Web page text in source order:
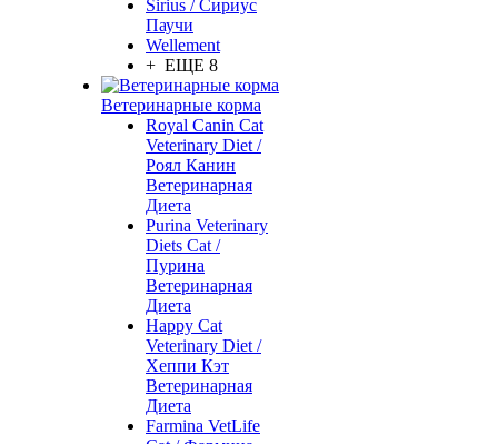
Sirius / Сириус
Паучи
Wellement
+ ЕЩЕ 8
Ветеринарные корма
Royal Canin Cat
Veterinary Diet /
Роял Канин
Ветеринарная
Диета
Purina Veterinary
Diets Cat /
Пурина
Ветеринарная
Диета
Happy Cat
Veterinary Diet /
Хеппи Кэт
Ветеринарная
Диета
Farmina VetLife